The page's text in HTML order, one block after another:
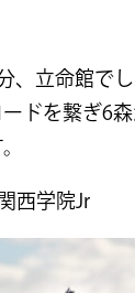
、立命館で
ドを繋ぎ6
西学院Jr